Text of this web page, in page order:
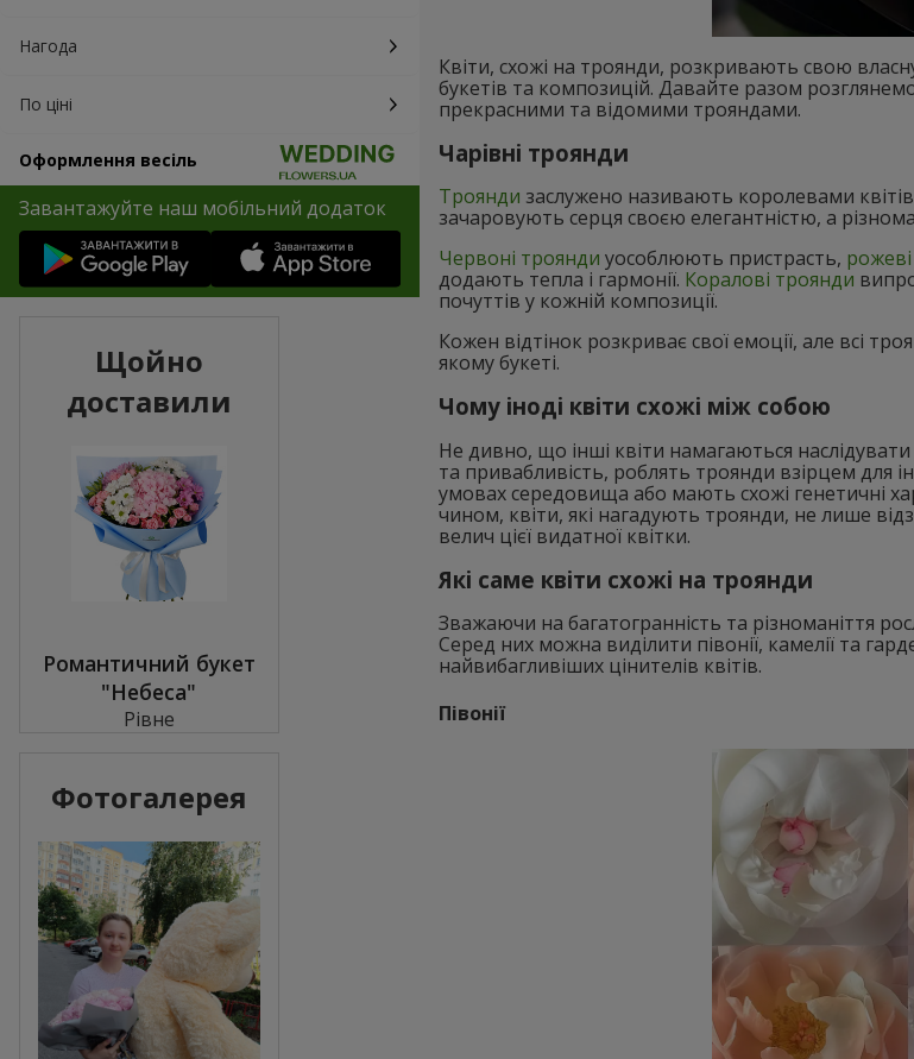
Нагода
По ціні
Оформлення весіль
Завантажуйте наш мобільний додаток
Квіти, схожі на троянди, розкривають свою
букетів та композицій. Давайте разом
прекрасними та відомими трояндами.
Чарівні троянди
Троянди заслужено називають королевами
зачаровують серця своєю елегантністю, а
Червоні троянди уособлюють пристрасть, рожеві
додають тепла і гармонії. Коралові троянди
почуттів у кожній композиції.
Кожен відтінок розкриває свої емоції, але всі
якому букеті.
Чому іноді квіти схожі між собою
Не дивно, що інші квіти намагаються
та привабливість, роблять троянди взірцем для
умовах середовища або мають схожі генетичні
чином, квіти, які нагадують троянди, не лише
велич цієї видатної квітки.
Які саме квіти схожі на троянди
Зважаючи на багатогранність та різноманіття
Серед них можна виділити півонії, камелії та
найвибагливіших цінителів квітів.
Півонії
Щойно
доставили
Романтичний букет
"Небеса"
Рівне
Фотогалерея